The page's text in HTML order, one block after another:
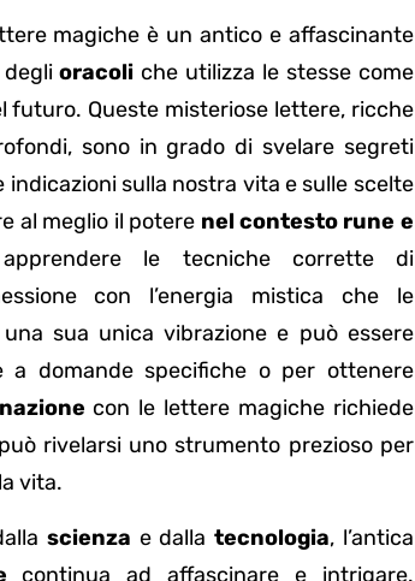
magiche è un antico e affascinante
deglioracoli che utilizza le stesse come
futuro. Queste misteriose lettere, ricche
sono in grado di svelare segreti
indicazioni sulla nostra vita e sulle scelte
al meglio il potere nel contesto rune e
le tecniche corrette di
con l’energia mistica che le
sua unica vibrazione e può essere
a domande specifiche o per ottenere
con le lettere magiche richiede
rivelarsi uno strumento prezioso per
vita.
scienza e dallatecnologia, l’antica
continua ad affascinare e intrigare.